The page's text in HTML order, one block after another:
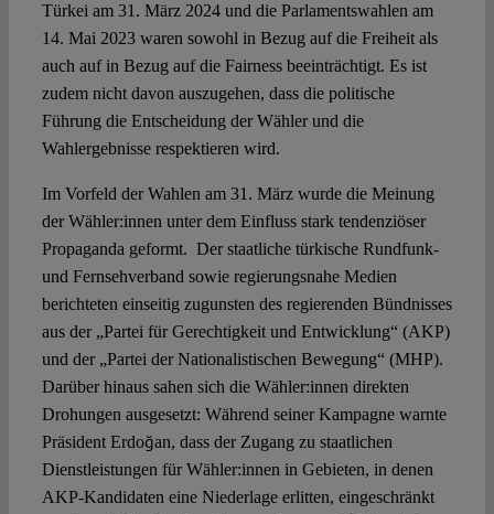
Türkei am 31. März 2024 und die Parlamentswahlen am
14. Mai 2023 waren sowohl in Bezug auf die Freiheit als
auch auf in Bezug auf die Fairness beeinträchtigt. Es ist
zudem nicht davon auszugehen, dass die politische
Führung die Entscheidung der Wähler und die
Wahlergebnisse respektieren wird.
Im Vorfeld der Wahlen am 31. März wurde die Meinung
der Wähler:innen unter dem Einfluss stark tendenziöser
Propaganda geformt. Der staatliche türkische Rundfunk-
und Fernsehverband sowie regierungsnahe Medien
berichteten einseitig zugunsten des regierenden Bündnisses
aus der „Partei für Gerechtigkeit und Entwicklung“ (AKP)
und der „Partei der Nationalistischen Bewegung“ (MHP).
Darüber hinaus sahen sich die Wähler:innen direkten
Drohungen ausgesetzt: Während seiner Kampagne warnte
Präsident Erdoğan, dass der Zugang zu staatlichen
Dienstleistungen für Wähler:innen in Gebieten, in denen
AKP-Kandidaten eine Niederlage erlitten, eingeschränkt